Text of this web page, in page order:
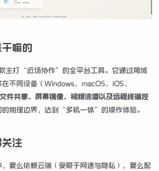
嘛的
主打“近场协作”的全平台工具。它通过局域
不同设备（Windows、macOS、iOS、
文件共享、屏幕镜像、视频流播以及远程终端控
的物理边界，达到“多机一体”的操作体验。
注
要么依赖云端（受限于网速与隐私），要么配